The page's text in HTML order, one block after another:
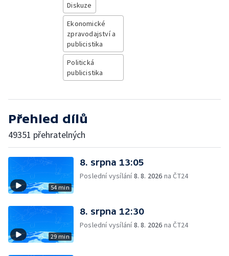
Diskuze
Ekonomické
zpravodajství a
publicistika
Politická
publicistika
Přehled dílů
49351 přehratelných
54 min
8. srpna 13:05
Poslední vysílání8. 8. 2026 na ČT24
29 min
8. srpna 12:30
Poslední vysílání8. 8. 2026 na ČT24